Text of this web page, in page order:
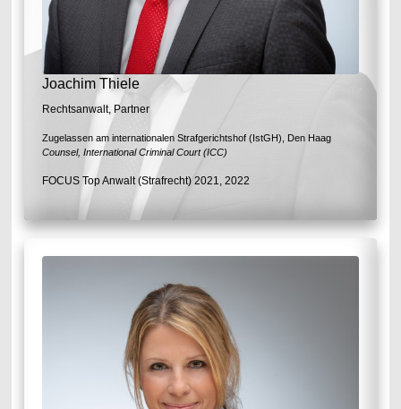
Joachim Thiele
Rechtsanwalt, Partner
Zugelassen am internationalen Strafgerichtshof (IstGH), Den Haag
Counsel, International Criminal Court (ICC)
FOCUS Top Anwalt (Strafrecht) 2021, 2022